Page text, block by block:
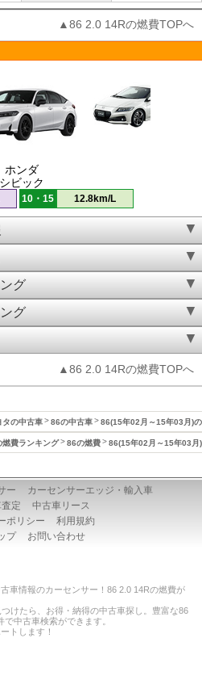
▲86 2.0 14Rの燃費TOPへ
ホンダ
シビック
10・15 12.8km/L
グ
グ
▲86 2.0 14Rの燃費TOPへ
タの中古車 86の中古車 86(15年02月～15年03月)
燃費ランキング 86の燃費 86(15年02月～15年03月
ー
カーセンサーエッジ・輸入車
定
中古車リース
ポリシー
利用規約
プ
お問い合わせ
車情報のカーセンサー！86 2.0 14Rの燃費が
けたら、お得・納得の中古車探し。豊富な86
中古車検索ができます。
トします！